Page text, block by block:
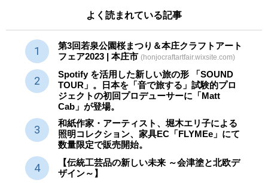
よく読まれている記事
第3回若泉公園桜まつり＆本庄クラフトアート
フェア2023 | 本庄市 (honjocraftartfair.wixsite.com)
Spotify を活用した新しい旅の形 「SOUND
TOUR」。日本を「音で旅する」試験的プロ
ジェクトの初回プロデューサーに「Matt
Cab」が登場。
和紙作家・アーティスト、堀木エリ子による
照明コレクション、家具EC「FLYMEe」にて
数量限定で販売開始。
【伝統工芸品の新しい未来 ～会津塗と北欧デ
ザイン～】